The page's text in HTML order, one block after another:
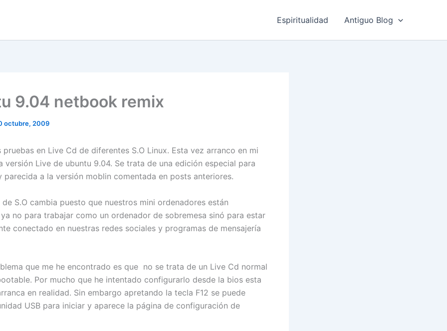
Espiritualidad Antiguo Blog
9.04 netbook remix
octubre, 2009
pruebas en Live Cd de diferentes S.O Linux. Esta vez arranco en mi
versión Live de ubuntu 9.04. Se trata de una edición especial para
parecida a la versión moblin comentada en posts anteriores.
S.O cambia puesto que nuestros mini ordenadores están
no para trabajar como un ordenador de sobremesa sinó para estar
conectado en nuestras redes sociales y programas de mensajería
que me he encontrado es que no se trata de un Live Cd normal
Por mucho que he intentado configurarlo desde la bios esta
en realidad. Sin embargo apretando la tecla F12 se puede
USB para iniciar y aparece la página de configuración de